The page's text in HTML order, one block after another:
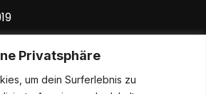
Privatsphäre
um dein Surferlebnis zu